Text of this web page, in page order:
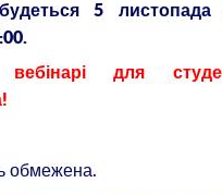
5
для
обмежена.